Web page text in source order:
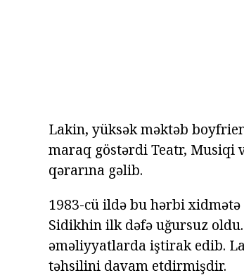
Lakin, yüksək məktəb
maraq göstərdi Teatr,
qərarına gəlib.
1983-cü ildə bu hərbi xidmətə
Sidikhin ilk dəfə uğursuz
əməliyyatlarda iştirak edib.
təhsilini davam etdirmişdir.